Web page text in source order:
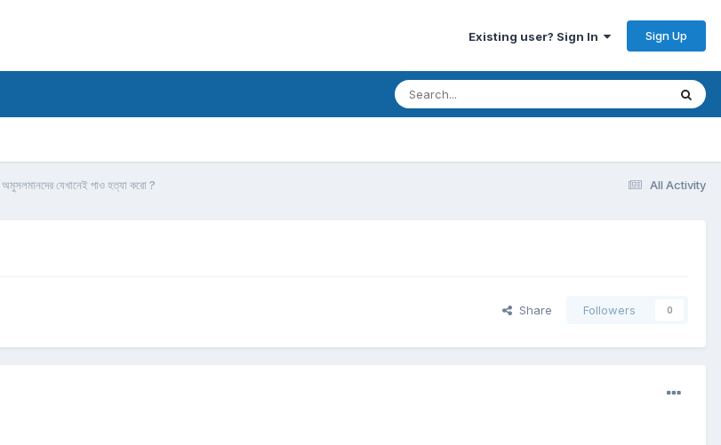
Existing user? Sign In Sign Up
All Activity
অমুসলমানদের যেখানেই পাও হত্যা করো ?
Share Followers 0